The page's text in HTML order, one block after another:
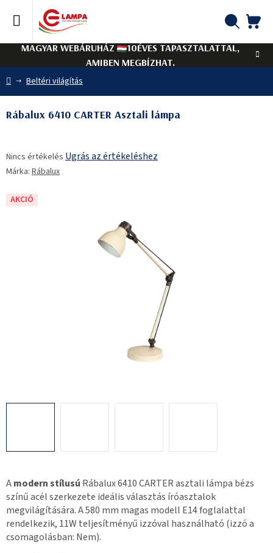
tartalomhoz
MAGYAR WEBÁRUHÁZ
10ÉVES TAPASZTALATTAL,
AMIBEN MEGBÍZHAT.
Kezdőlap
Beltéri világítás
Amodern stílusú Rábalux 6410 CARTER asztali lámpa bézs
színű acél szerkezete ideális választás íróasztalok
megvilágítására. A 580 mm magas modell E14 foglalattal
rendelkezik, 11W teljesítményű izzóval használható (izzó a
csomagolásban: Nem).
Rábalux 6410 CARTER Asztali lámpa
termék
átlagos
5-
Nincs értékelés Ugrás az értékeléshez
Márka: Rábalux
AKCIÓ